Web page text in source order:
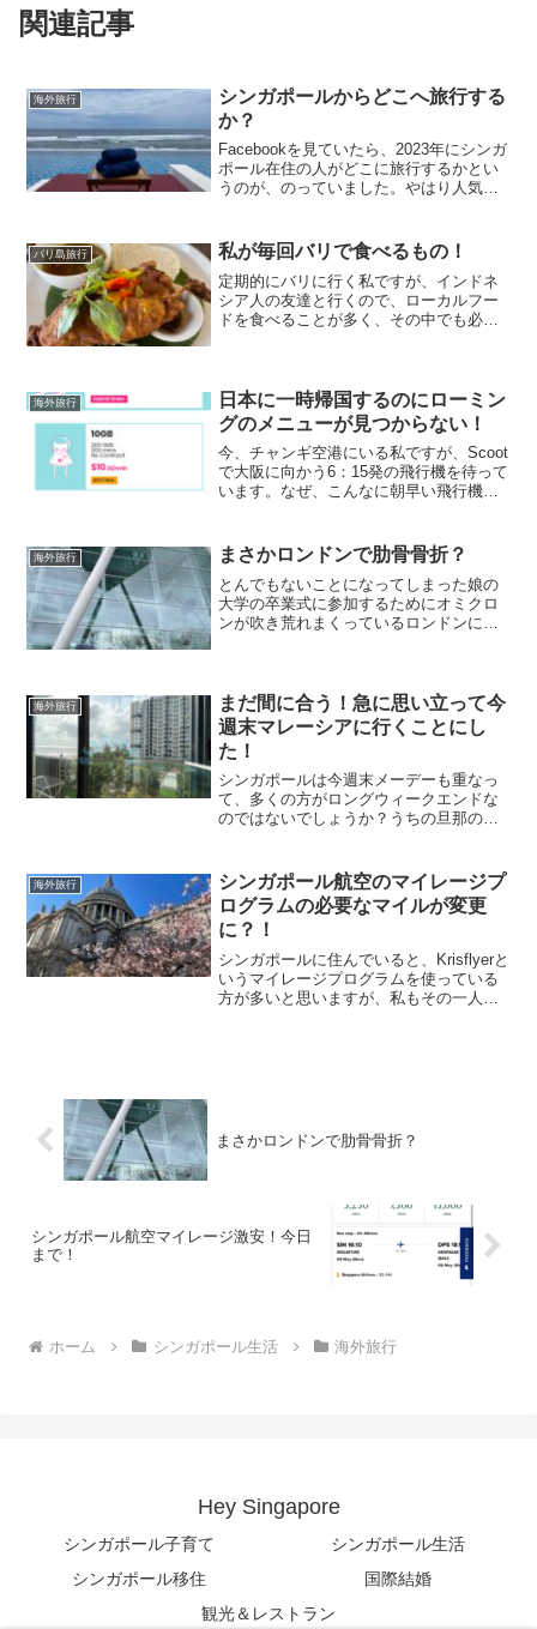
関連記事
海外旅行
シンガポールからどこへ旅行する
か？
Facebookを見ていたら、2023年にシンガ
ポール在住の人がどこに旅行するかとい
うのが、のっていました。やはり人気な
た。大阪と言えば、ここや〜の道頓堀！
買ったもんZ...
バリ島旅行 私が毎回バリで食べるもの！
定期的にバリに行く私ですが、インドネ
シア人の友達と行くので、ローカルフー
ドを食べることが多く、その中でも必ず
色々なスパイス...
海外旅行
日本に一時帰国するのにローミン
グのメニューが見つからない！
今、チャンギ空港にいる私ですが、Scoot
で大阪に向かう6：15発の飛行機を待って
います。なぜ、こんなに朝早い飛行機に
がある高槻市まで特急はるかで行こうと
思う...
海外旅行 まさかロンドンで肋骨骨折？
とんでもないことになってしまった娘の
大学の卒業式に参加するためにオミクロ
ンが吹き荒れまくっているロンドンに来
レーンに行っていた私夕...
海外旅行
まだ間に合う！急に思い立って今
週末マレーシアに行くことにし
た！
シンガポールは今週末メーデーも重なっ
て、多くの方がロングウィークエンドな
のではないでしょうか？うちの旦那の会
本に行っていたので、もうホリデーお腹
いっぱい気分なのですが...
海外旅行
シンガポール航空のマイレージプ
ログラムの必要なマイルが変更
に？！
シンガポールに住んでいると、Krisflyerと
いうマイレージプログラムを使っている
方が多いと思いますが、私もその一人で
まさかロンドンで肋骨骨折？
シンガポール航空マイレージ激安！今日
まで！
ホーム シンガポール生活 海外旅行
Hey Singapore
シンガポール子育て
シンガポール生活
シンガポール移住
国際結婚
観光＆レストラン